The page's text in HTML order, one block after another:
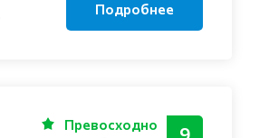
Подробнее
9
Превосходно